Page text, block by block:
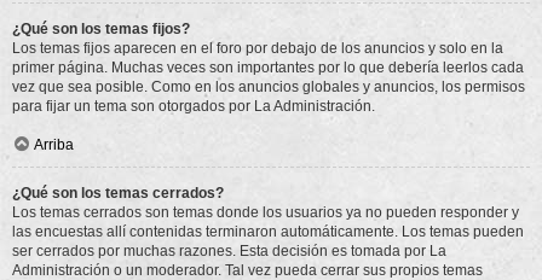
¿Qué son los temas fijos?
Los temas fijos aparecen en el foro por debajo de los anuncios y solo en la
primer página. Muchas veces son importantes por lo que debería leerlos cada
vez que sea posible. Como en los anuncios globales y anuncios, los permisos
para fijar un tema son otorgados por La Administración.
Arriba
¿Qué son los temas cerrados?
Los temas cerrados son temas donde los usuarios ya no pueden responder y
las encuestas allí contenidas terminaron automáticamente. Los temas pueden
ser cerrados por muchas razones. Esta decisión es tomada por La
Administración o un moderador. Tal vez pueda cerrar sus propios temas